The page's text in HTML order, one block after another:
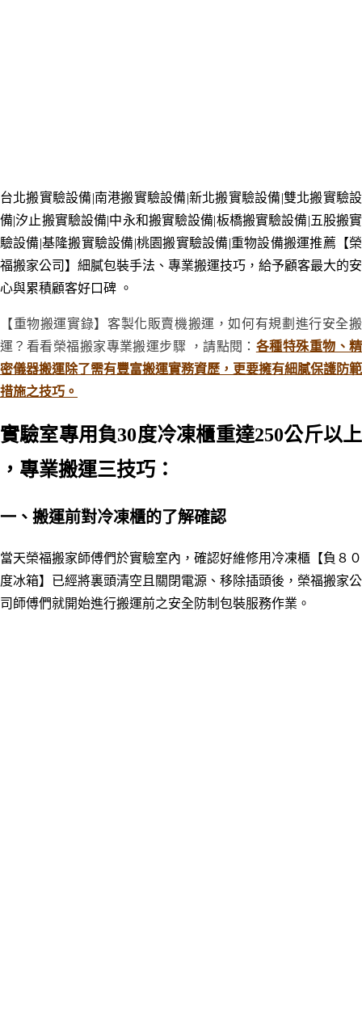
台北搬實驗設備|南港搬實驗設備|新北搬實驗設備|雙北搬實驗設
備|汐止搬實驗設備|中永和搬實驗設備|板橋搬實驗設備|五股搬實
驗設備|基隆搬實驗設備|桃園搬實驗設備|重物設備搬運推薦【榮
福搬家公司】細膩包裝手法、專業搬運技巧，給予顧客最大的安
心與累積顧客好口碑 。
【重物搬運實錄】客製化販賣機搬運，如何有規劃進行安全搬
運？看看榮福搬家專業搬運步驟 ，請點閱： 各種特殊重物、精
密儀器搬運除了需有豐富搬運實務資歷，更要擁有細膩保護防範
措施之技巧。
實驗室專用負30度冷凍櫃重達250公斤以上
， 專業搬運三技巧：
一 、搬運前對冷凍櫃的了解確認
當天榮福搬家師傅們於實驗室內，確認好維修用 冷凍櫃【負８０
度冰箱】 已經將裏頭清空且關閉電源、移除插頭後，榮福搬家公
司師傅們就開始進行搬運前之安全防制包裝服務作業。